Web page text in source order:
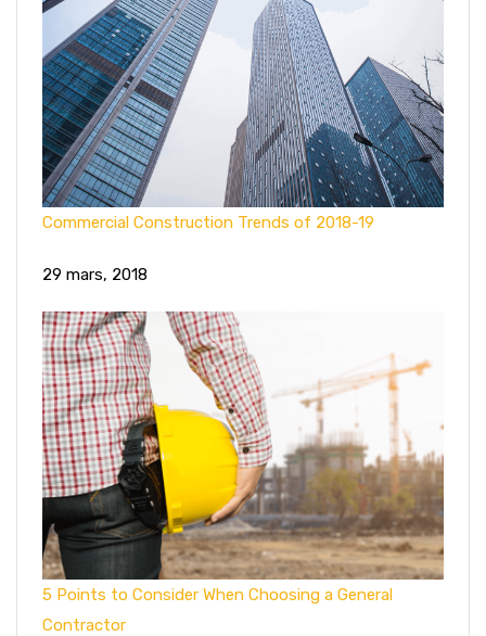
Commercial Construction Trends of 2018-19
29 mars, 2018
5 Points to Consider When Choosing a General
Contractor